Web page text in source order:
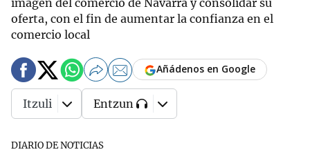
imagen del comercio de Navarra y consolidar su
oferta, con el fin de aumentar la confianza en el
comercio local
DIARIO DE NOTICIAS
Añádenos en Google
Itzuli Entzun